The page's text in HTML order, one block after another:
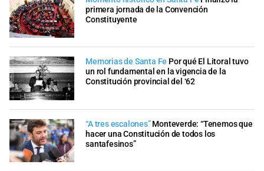
primera jornada de la Convención
Constituyente
Memorias de Santa Fe Por qué El Litoral tuvo
un rol fundamental en la vigencia de la
Constitución provincial del ‘62
“A tres escalones” Monteverde: “Tenemos que
hacer una Constitución de todos los
santafesinos”